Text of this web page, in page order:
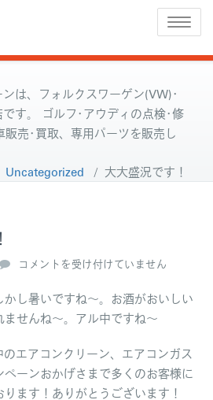
Toggle
は、フォルクスワーゲン(VW)･
す。 ゴルフ･アウディの点検･修
売･買取、専用パーツを販売し
Uncategorized / 大大盛況です！
大
盛
況
で
は
コメントを受け付けていません
し暑いですね～。お酒がおいしい
ませんね～。アル中ですね～
エアコンクリーン、エアコンガス
ペーンおかげさまで多くのお客様に
ます！ありがとうございます！